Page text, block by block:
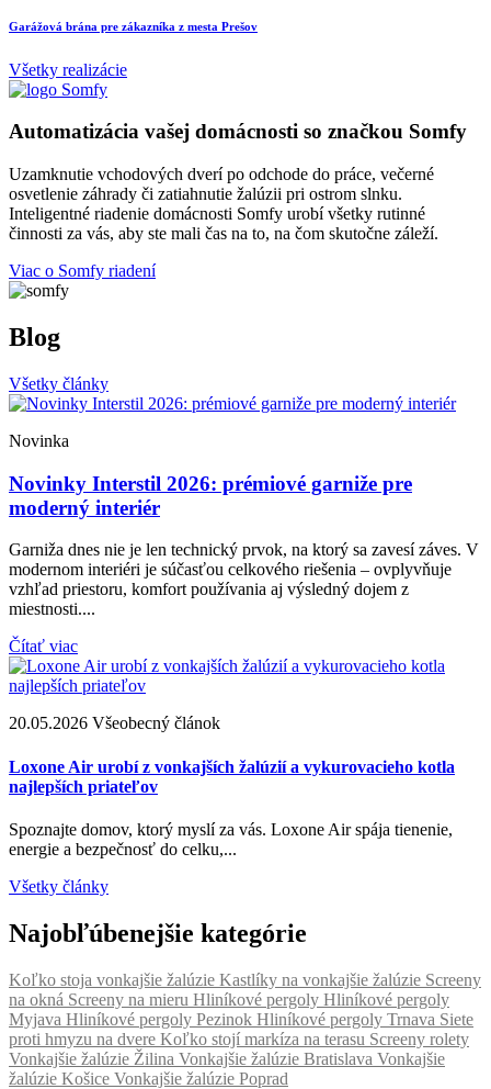
Garážová brána pre zákazníka z mesta Prešov
Všetky realizácie
Automatizácia vašej domácnosti so značkou Somfy
Uzamknutie vchodových dverí po odchode do práce, večerné
osvetlenie záhrady či zatiahnutie žalúzii pri ostrom slnku.
Inteligentné riadenie domácnosti Somfy urobí všetky rutinné
činnosti za vás, aby ste mali čas na to, na čom skutočne záleží.
Viac o Somfy riadení
Blog
Všetky články
Novinka
Novinky Interstil 2026: prémiové garniže pre
moderný interiér
Garniža dnes nie je len technický prvok, na ktorý sa zavesí záves. V
modernom interiéri je súčasťou celkového riešenia – ovplyvňuje
vzhľad priestoru, komfort používania aj výsledný dojem z
miestnosti....
Čítať viac
20.05.2026 Všeobecný článok
Loxone Air urobí z vonkajších žalúzií a vykurovacieho kotla
najlepších priateľov
Spoznajte domov, ktorý myslí za vás. Loxone Air spája tienenie,
energie a bezpečnosť do celku,...
Všetky články
Najobľúbenejšie kategórie
Koľko stoja vonkajšie žalúzie Kastlíky na vonkajšie žalúzie Screeny
na okná Screeny na mieru Hliníkové pergoly Hliníkové pergoly
Myjava Hliníkové pergoly Pezinok Hliníkové pergoly Trnava Siete
proti hmyzu na dvere Koľko stojí markíza na terasu Screeny rolety
Vonkajšie žalúzie Žilina Vonkajšie žalúzie Bratislava Vonkajšie
žalúzie Košice Vonkajšie žalúzie Poprad